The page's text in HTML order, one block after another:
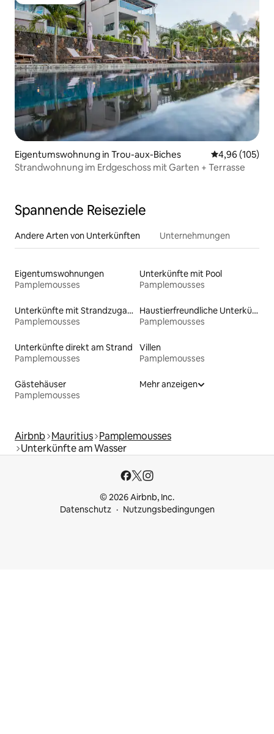
Eigentumswohnung in Trou-aux-Biches
4,96 (105)
Strandwohnung im Erdgeschoss mit Garten + Terrasse
Spannende Reiseziele
Andere Arten von Unterkünften Unternehmungen
Eigentumswohnungen
Pamplemousses
Unterkünfte mit Pool
Pamplemousses
Unterkünfte mit Strandzugang
Pamplemousses
Haustierfreundliche Unterkünfte
Pamplemousses
Unterkünfte direkt am Strand
Pamplemousses
Villen
Pamplemousses
Gästehäuser
Pamplemousses
Mehr anzeigen
Airbnb Mauritius Pamplemousses
Unterkünfte am Wasser
© 2026 Airbnb, Inc.
Datenschutz
Nutzungsbedingungen